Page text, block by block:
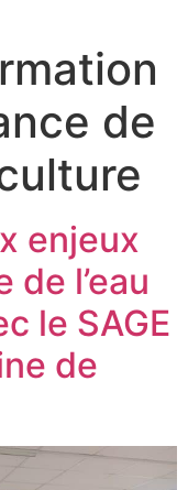
de
enjeux
l’eau
le SAGE
de